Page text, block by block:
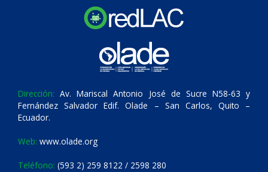
Dirección: Av. Mariscal Antonio José de Sucre N58-63 y
Fernández Salvador Edif. Olade – San Carlos, Quito –
Ecuador.
Web: www.olade.org
Teléfono: (593 2) 259 8122 / 2598 280